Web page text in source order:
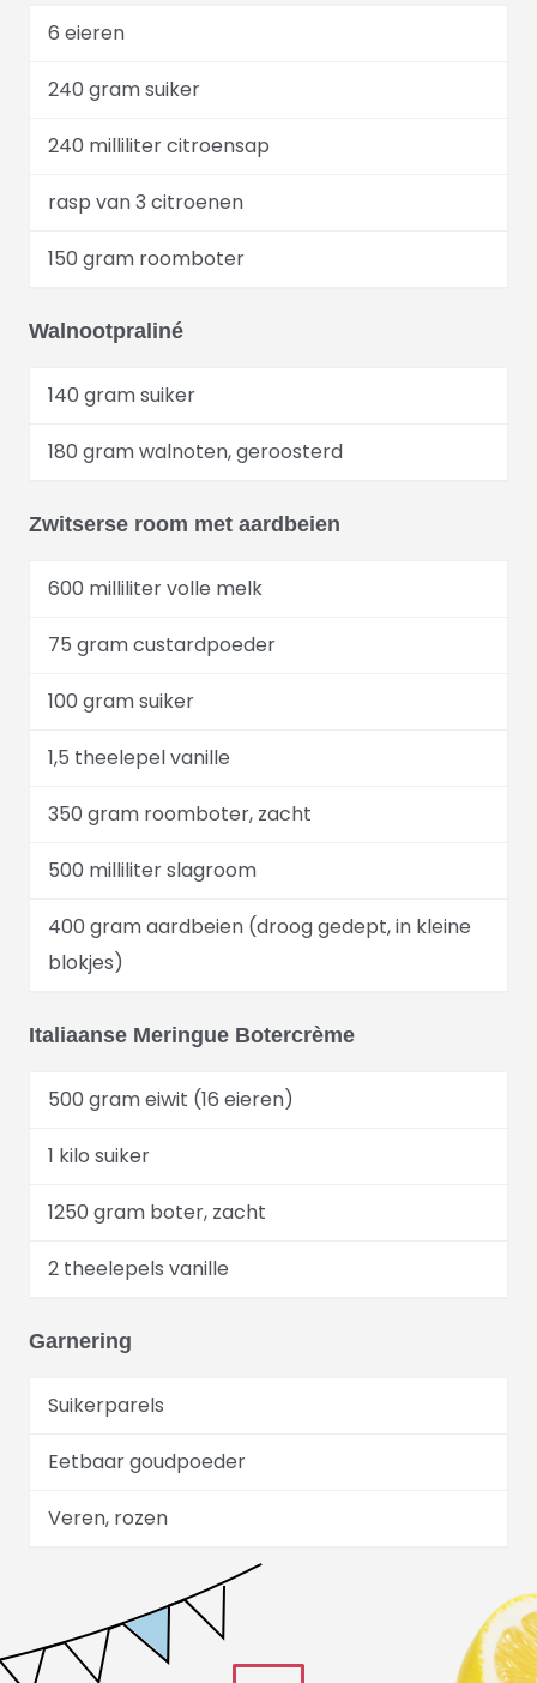
6 eieren
240 gram suiker
240 milliliter citroensap
rasp van 3 citroenen
150 gram roomboter
Walnootpraliné
140 gram suiker
180 gram walnoten, geroosterd
Zwitserse room met aardbeien
600 milliliter volle melk
75 gram custardpoeder
100 gram suiker
1,5 theelepel vanille
350 gram roomboter, zacht
500 milliliter slagroom
400 gram aardbeien (droog gedept, in kleine
blokjes)
Italiaanse Meringue Botercrème
500 gram eiwit (16 eieren)
1 kilo suiker
1250 gram boter, zacht
2 theelepels vanille
Garnering
Suikerparels
Eetbaar goudpoeder
Veren, rozen